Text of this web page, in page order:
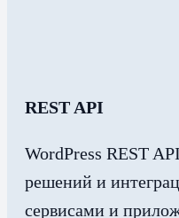
REST API
WordPress REST
решений и
сервисами и